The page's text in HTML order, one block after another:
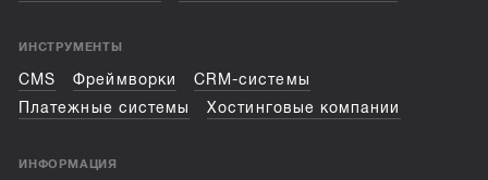
ИНСТРУМЕНТЫ
CMS Фреймворки
CRM-системы
Платежные системы
Хостинговые компании
ИНФОРМАЦИЯ